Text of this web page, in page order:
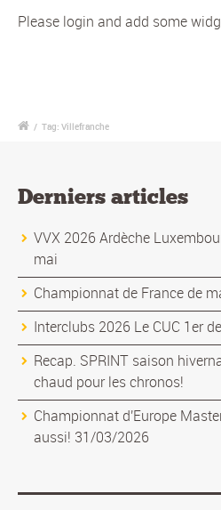
Please login and add some
/ Tag: Villefranche
Derniers articles
VVX 2026 Ardèche
mai
Championnat de France de
Interclubs 2026 Le CUC 1er
Recap. SPRINT saison
chaud pour les chronos!
Championnat d'Europe
aussi! 31/03/2026